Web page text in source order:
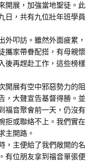
開展，加強當地聖徒。此
日，共有九位壯年班學員
叩訪。雖然外面疲累，
攜家帶眷配搭，有母親懷
後再趕赴工作，這些榜樣
開展有空中邪惡勢力的阻
，大聲宣告基督得勝。並
福音聚會前一天，仍沒有
拒或聯絡不上。我們實在
主開路。
主便給了我們敞開的名
有位朋友拿到福音單張便